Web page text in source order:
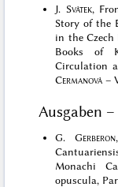
J. Svátek,
Story of the
in the Czech
Books of
Circulation
Cermanová –
Ausgaben
G.Gerberon
Monachi
opuscula,